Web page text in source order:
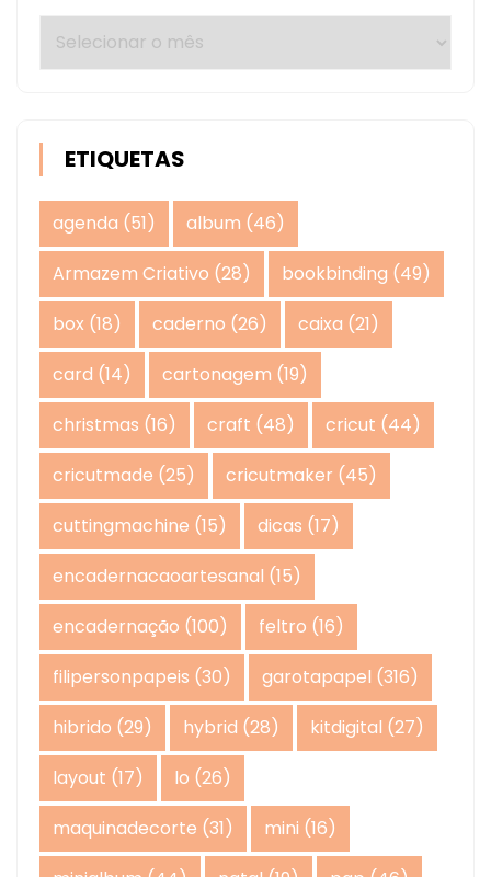
Arquivos
ETIQUETAS
agenda (51) album (46)
Armazem Criativo (28) bookbinding (49)
box (18) caderno (26) caixa (21)
card (14) cartonagem (19)
christmas (16) craft (48) cricut (44)
cricutmade (25) cricutmaker (45)
cuttingmachine (15) dicas (17)
encadernacaoartesanal (15)
encadernação (100) feltro (16)
filipersonpapeis (30) garotapapel (316)
hibrido (29) hybrid (28) kitdigital (27)
layout (17) lo (26)
maquinadecorte (31) mini (16)